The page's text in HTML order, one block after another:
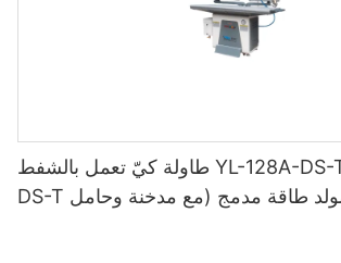
طاولة كيّ تعمل بالشفط YL-128A-DS-T YL-128B-
DS-T مزودة بمولد طاقة مدمج (مع مدخنة وحامل